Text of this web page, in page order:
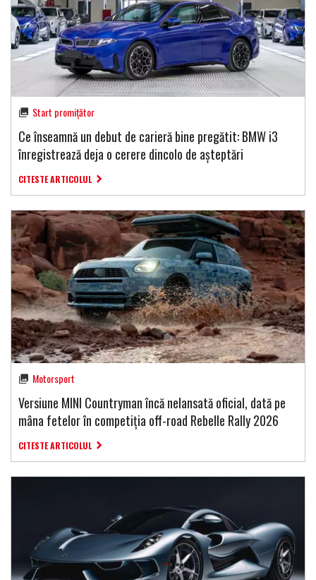
Start promițător
Ce înseamnă un debut de carieră bine pregătit: BMW i3
înregistrează deja o cerere dincolo de așteptări
CITESTE ARTICOLUL
Motorsport
Versiune MINI Countryman încă nelansată oficial, dată pe
mâna fetelor în competiția off-road Rebelle Rally 2026
CITESTE ARTICOLUL